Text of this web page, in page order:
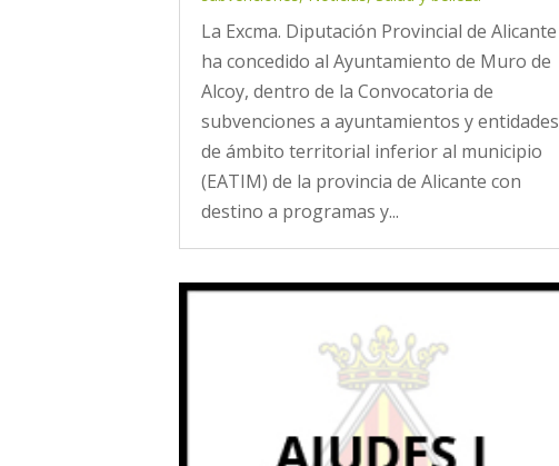
La Excma. Diputación Provincial de Alicante
ha concedido al Ayuntamiento de Muro de
Alcoy, dentro de la Convocatoria de
subvenciones a ayuntamientos y entidades
de ámbito territorial inferior al municipio
(EATIM) de la provincia de Alicante con
destino a programas y...